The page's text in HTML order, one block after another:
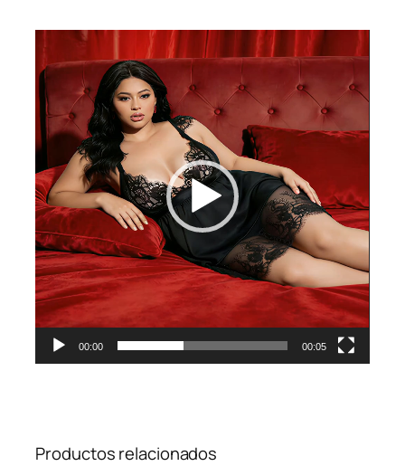
Reproductor
de
vídeo
00:00 00:05
Productos relacionados